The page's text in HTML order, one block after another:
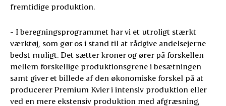
fremtidige produktion.
- I beregningsprogrammet har vi et utroligt stærkt
værktøj, som gør os i stand til at rådgive andelsejerne
bedst muligt. Det sætter kroner og ører på forskellen
mellem forskellige produktionsgrene i besætningen
samt giver et billede af den økonomiske forskel på at
producerer Premium Kvier i intensiv produktion eller
ved en mere ekstensiv produktion med afgræsning,